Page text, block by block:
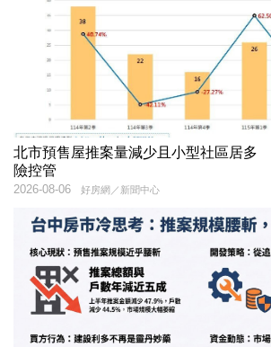
北市預售屋推案量減少且小型社區居多
險控管
好房網／新聞中心
2026-08-06